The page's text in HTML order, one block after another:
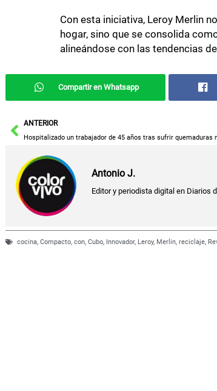
Con esta iniciativa, Leroy Merlin
hogar, sino que se consolida
alineándose con las tendencias
Compartir en Whatsapp
AntANTERIOR
Antonio J.
Editor y periodista digital en Diarios
cocina, Compacto, con, Cubo, Innovador, Leroy, Merlin, reciclaje,